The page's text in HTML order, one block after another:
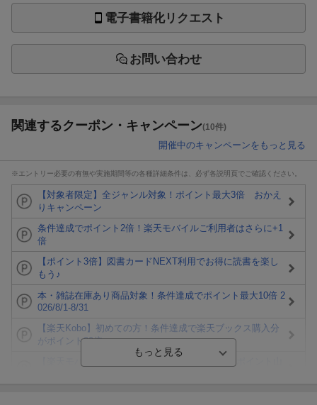
電子書籍化リクエスト
お問い合わせ
関連するクーポン・キャンペーン(10件)
開催中のキャンペーンをもっと見る
※エントリー必要の有無や実施期間等の各種詳細条件は、必ず各説明頁でご確認ください。
【対象者限定】全ジャンル対象！ポイント最大3倍 おかえ
りキャンペーン
条件達成でポイント2倍！楽天モバイルご利用者はさらに+1
倍
【ポイント3倍】図書カードNEXT利用でお得に読書を楽し
もう♪
本・雑誌在庫あり商品対象！条件達成でポイント最大10倍 2
026/8/1-8/31
【楽天Kobo】初めての方！条件達成で楽天ブックス購入分
がポイント20倍